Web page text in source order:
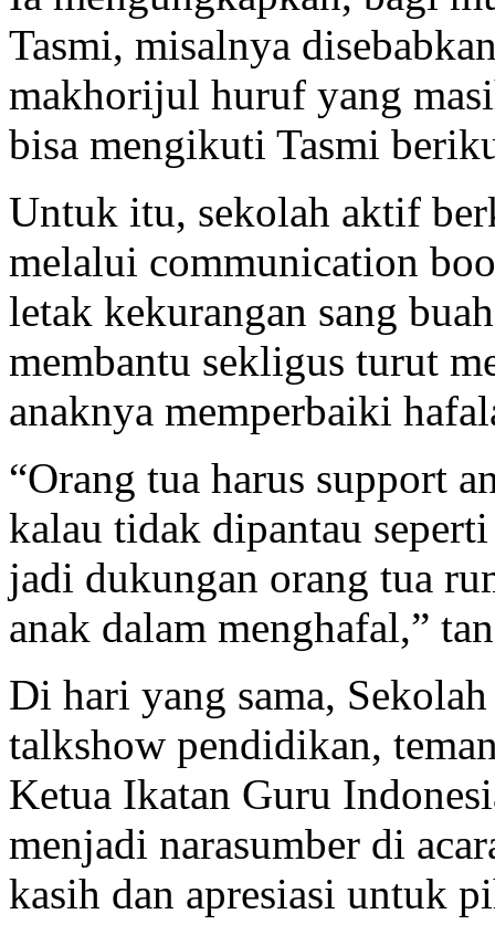
Tasmi, misalnya
makhorijul huruf yang
bisa mengikuti Tasmi
Untuk itu, sekolah aktif
melalui communication
letak kekurangan sang
membantu sekligus turut
anaknya memperbaiki
“Orang tua harus support
kalau tidak dipantau
jadi dukungan orang tua
anak dalam menghafal,”
Di hari yang sama,
talkshow pendidikan,
Ketua Ikatan Guru
menjadi narasumber di
kasih dan apresiasi untuk